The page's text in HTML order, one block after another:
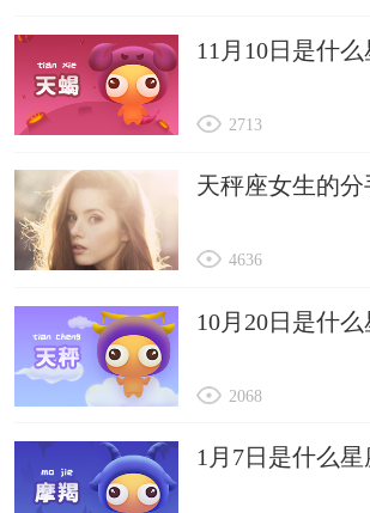
11月10日是什么
2713
天秤座女生的分
4636
10月20日是什么
2068
1月7日是什么星